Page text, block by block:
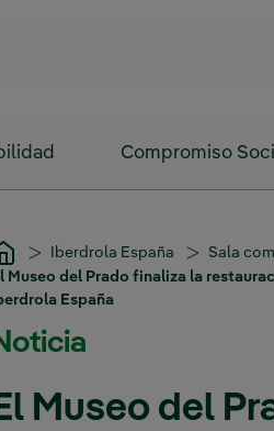
Compromiso
Iberdrola España Sala
Museo del Prado finaliza la
España
Museo del